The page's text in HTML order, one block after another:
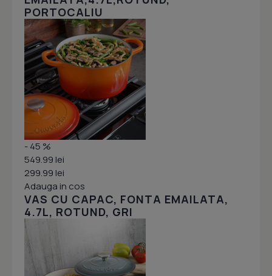
PORTOCALIU
- 45 %
549.99 lei
299.99 lei
Adauga in cos
VAS CU CAPAC, FONTA EMAILATA,
4.7L, ROTUND, GRI